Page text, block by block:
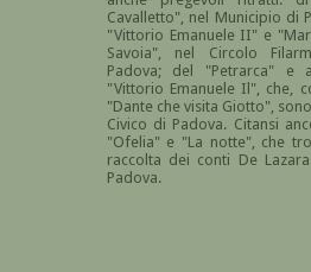
Cavalletto", nel Municipio di
"Vittorio Emanuele II" e
Savoia", nel Circolo
Padova; del "Petrarca" e
"Vittorio Emanuele Il", che,
"Dante che visita Giotto",
Civico di Padova. Citansi
"Ofelia" e "La notte", che
raccolta dei conti De
Padova.